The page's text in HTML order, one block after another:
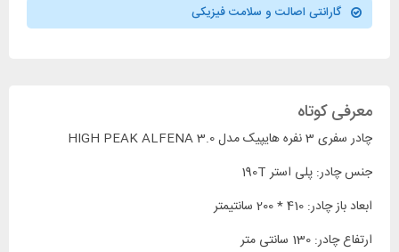
گارانتی اصالت و سلامت فیزیکی
معرفی کوتاه
چادر سفری 3 نفره هایپیک مدل HIGH PEAK ALFENA 3.0
جنس چادر: پلی استر 190T
ابعاد باز چادر: 410 * 200 سانتیمتر
ارتفاع چادر: 130 سانتی متر